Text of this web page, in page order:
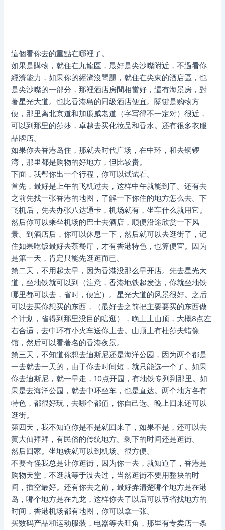
這個看你去的重點在哪裡了。
如果是購物，就住在九龍區，最好是尖沙嘴附近，不過看你
經濟能力，如果你的經濟沒問題，就住在尖東的酒店區，也
是尖沙嘴的一部分，那裡酒店房間相當好，還有海景房，對
著星光大道。也比香港島的同級酒店便宜。關键是购物方
便，那里离北京道和加廉威老道（字写得不一定对）很近，
可以到那里的莎莎，卓越去买化妆品和香水。还有很多衣服
品牌店。
如果你去香港岛住，那就去时代广场，在中环，和去铜锣
湾，那里都是购物的好地方，但比较贵。
下面，我帮你出一个行程，你可以试试看。
首先，最好是上午的飞机过去，这样中午就能到了。还有去
之前先找一张香港的地图，了解一下你住的地方怎么去。下
飞机后，先去办张八达通卡，机场就有，坐车什么就用它。
然后你可以乘坐机场的巴士去酒店，顺便沿途欣赏一下风
景。到酒店后，你可以休息一下，然后就可以去逛街了，记
住如果吃饭最好去茶餐厅，才有香港特色，也算便宜。因为
是第一天，肯定只能先逛逛而已。
第二天，不用起太早，因为香港没那么早开店。先去星光大
道，坐地铁就可以到（注意，香港地铁超发达，你就坐地铁
哪里都可以去，省时，便宜）。星光大道的风景很好。之后
可以去买你想买的东西，（最好去之前把主要要买的东西做
个计划，省得到那里没目的瞎逛），晚上上山顶，大概8点左
右合适，去中环有小火车送你上去。山顶上有杜莎夫蜡像
馆，然后可以看著名的香港夜景。
第三天，不知道你想去迪斯尼还是海洋公园，因为两个都是
一去就去一天的，由于你去时间短，就只能选一个了。如果
你去迪斯尼，就一早走，10点开园，有地铁专列到那里。如
果是去海洋公园，就去中环坐车，也是直达。两个地方各有
特色，都很好玩，去哪个都值，你自己选。晚上回来还可以
逛街。
第四天，我不知道你是不是就回来了，如果不是，还可以去
黄大仙拜拜，有民俗的传统地方。剩下的时间还是逛街。
然后回家。坐地铁就可以到机场。很方便。
不要奇怪我总是让你逛街，因为你一去，就知道了，香港是
购物天堂，不逛就等于没去过，当然逛街不要用整块的时
间，插空最好。还有你去之前，最好弄清楚哪个地方是在港
岛，哪个地方是在九龙，这样你去了以后可以节省找地方的
时间，香港机场都有地图，你可以拿一张。
买数码产品和运动服装，电器等去旺角，那里有专卖店一条